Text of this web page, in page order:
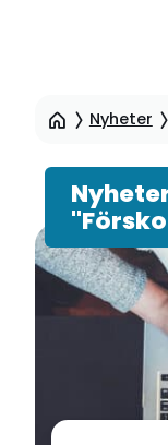
sidinnehåll
Nyheter